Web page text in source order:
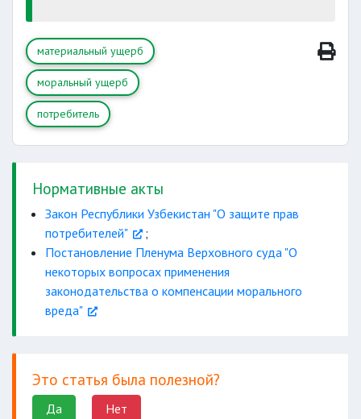
материальный ущерб
моральный ущерб
потребитель
Нормативные акты
Закон Республики Узбекистан "О защите прав
потребителей"
;
Постановление Пленума Верховного суда "О
некоторых вопросах применения
законодательства о компенсации морального
вреда"
Это статья была полезной?
Да Нет